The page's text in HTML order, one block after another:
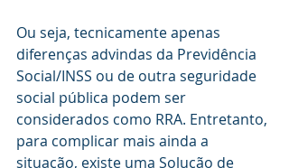
Ou seja, tecnicamente apenas
diferenças advindas da Previdência
Social/INSS ou de outra seguridade
social pública podem ser
considerados como RRA. Entretanto,
para complicar mais ainda a
situação, existe uma Solução de